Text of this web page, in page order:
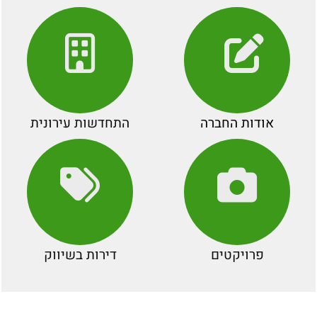
אודות החברה התחדשות עירונית
פרויקטים דירות בשיווק